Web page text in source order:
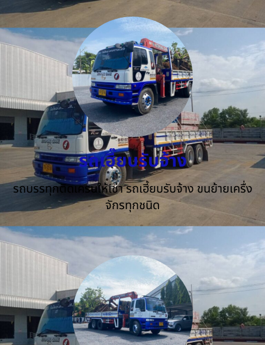
รถเฮี๊ยบรับจ้าง
รถบรรทุกติดเครนให้เช่า รถเฮี้ยบรับจ้าง ขนย้ายเครื่ง
จักรทุกชนิด